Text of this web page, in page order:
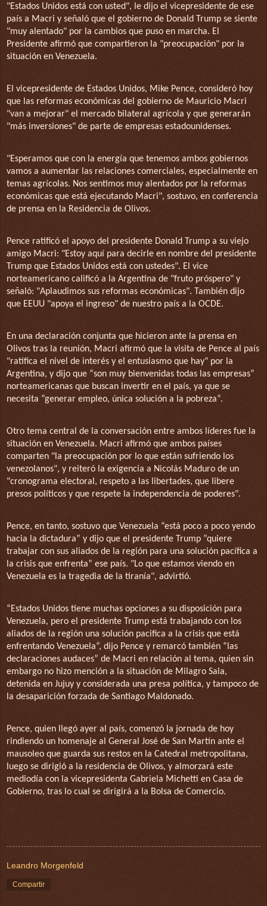
"Estados Unidos está con usted", le dijo el vicepresidente de ese
país a Macri y señaló que el gobierno de Donald Trump se siente
"muy alentado" por la cambios que puso en marcha. El
Presidente afirmó que compartieron la "preocupación" por la
situación en Venezuela.
El vicepresidente de Estados Unidos, Mike Pence, consideró hoy
que las reformas económicas del gobierno de Mauricio Macri
"van a mejorar" el mercado bilateral agrícola y que generarán
"más inversiones" de parte de empresas estadounidenses.
"Esperamos que con la energía que tenemos ambos gobiernos
vamos a aumentar las relaciones comerciales, especialmente en
temas agrícolas. Nos sentimos muy alentados por la reformas
económicas que está ejecutando Macri", sostuvo, en conferencia
de prensa en la Residencia de Olivos.
Pence ratificó el apoyo del presidente Donald Trump a su viejo
amigo Macri: "Estoy aquí para decirle en nombre del presidente
Trump que Estados Unidos está con ustedes". El vice
norteamericano calificó a la Argentina de "fruto próspero" y
señaló: "Aplaudimos sus reformas económicas". También dijo
que EEUU "apoya el ingreso" de nuestro país a la OCDE.
En una declaración conjunta que hicieron ante la prensa en
Olivos tras la reunión, Macri afirmó que la visita de Pence al país
"ratifica el nivel de interés y el entusiasmo que hay" por la
Argentina, y dijo que “son muy bienvenidas todas las empresas”
norteamericanas que buscan invertir en el país, ya que se
necesita “generar empleo, única solución a la pobreza“.
Otro tema central de la conversación entre ambos líderes fue la
situación en Venezuela. Macri afirmó que ambos países
comparten "la preocupación por lo que están sufriendo los
venezolanos", y reiteró la exigencia a Nicolás Maduro de un
"cronograma electoral, respeto a las libertades, que libere
presos políticos y que respete la independencia de poderes".
Pence, en tanto, sostuvo que Venezuela “está poco a poco yendo
hacia la dictadura” y dijo que el presidente Trump “quiere
trabajar con sus aliados de la región para una solución pacífica a
la crisis que enfrenta” ese país. "Lo que estamos viendo en
Venezuela es la tragedia de la tiranía", advirtió.
“Estados Unidos tiene muchas opciones a su disposición para
Venezuela, pero el presidente Trump está trabajando con los
aliados de la región una solución pacifica a la crisis que está
enfrentando Venezuela”, dijo Pence y remarcó también “las
declaraciones audaces” de Macri en relación al tema, quien sin
embargo no hizo mención a la situación de Milagro Sala,
detenida en Jujuy y considerada una presa política, y tampoco de
la desaparición forzada de Santiago Maldonado.
Pence, quien llegó ayer al país, comenzó la jornada de hoy
rindiendo un homenaje al General José de San Martín ante el
mausoleo que guarda sus restos en la Catedral metropolitana,
luego se dirigió a la residencia de Olivos, y almorzará este
mediodía con la vicepresidenta Gabriela Michetti en Casa de
Gobierno, tras lo cual se dirigirá a la Bolsa de Comercio.
Leandro Morgenfeld
Compartir